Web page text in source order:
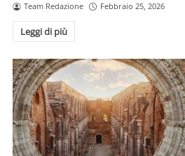
Team Redazione Febbraio 25, 2026
Leggi di più